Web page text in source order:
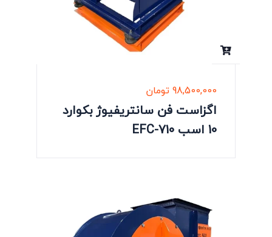
98,500,000تومان
اگزاست فن سانتریفیوژ بکوارد
10 اسب EFC-710